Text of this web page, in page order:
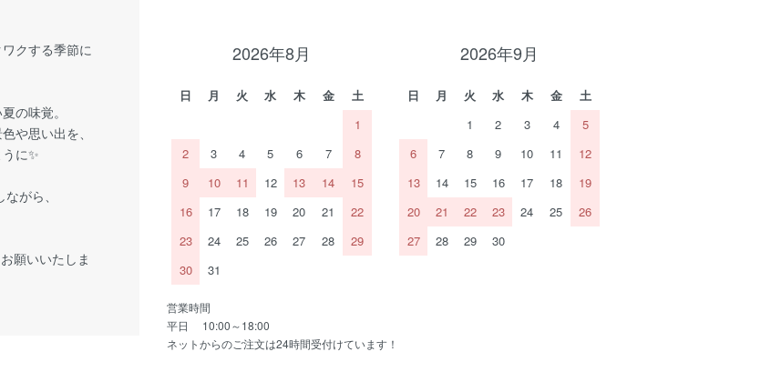
クする季節に
の味覚。
や思い出を、
に✨
がら、
願いいたしま
2026年8月
日 月 火 水 木 金
土
1
2
3 4 5 6 7
8
9
10 11 12 13 14
15
16
17 18 19 20 21
22
23
24 25 26 27 28
29
30
31
2026年9月
日 月 火 水 木 金
土
1
2 3 4
5
6
7 8 9 10 11
12
13
14 15 16 17 18
19
20
21 22 23 24 25
26
27
28 29 30
営業時間
平日 10:00～18:00
ネットからのご注文は24時間受付けています！